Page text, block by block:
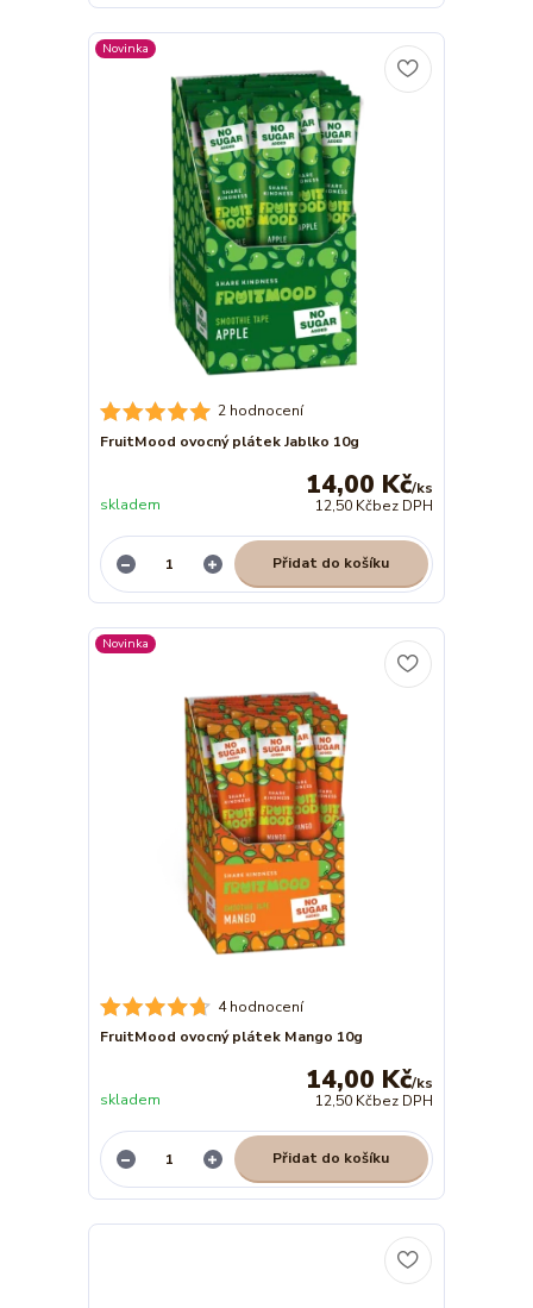
Novinka
2 hodnocení
FruitMood ovocný plátek Jablko 10g
14,00 Kč/ks
12,50 Kčbez DPH
skladem
Přidat do košíku
Novinka
4 hodnocení
FruitMood ovocný plátek Mango 10g
14,00 Kč/ks
12,50 Kčbez DPH
skladem
Přidat do košíku